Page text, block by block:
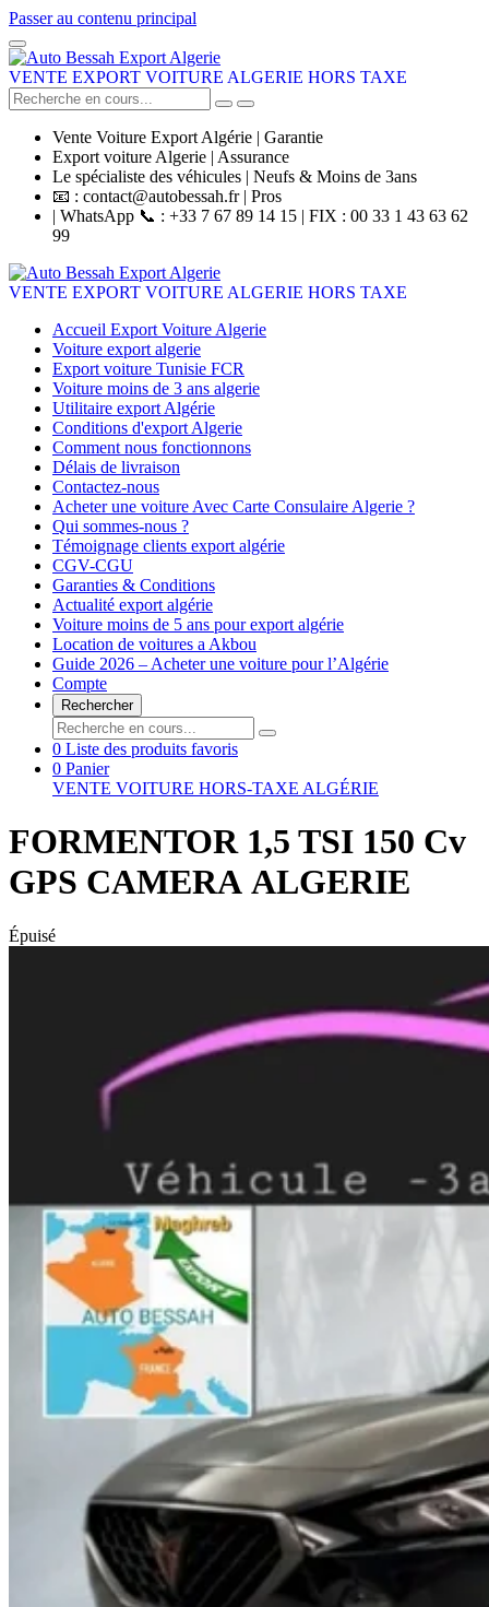
Passer au contenu principal
VENTE EXPORT VOITURE ALGERIE HORS TAXE
Vente Voiture Export Algérie | Garantie
Export voiture Algerie | Assurance
Le spécialiste des véhicules | Neufs & Moins de 3ans
📧 : contact@autobessah.fr | Pros
| WhatsApp 📞 : +33 7 67 89 14 15 | FIX : 00 33 1 43 63 62
99
VENTE EXPORT VOITURE ALGERIE HORS TAXE
Accueil Export Voiture Algerie
Voiture export algerie
Export voiture Tunisie FCR
Voiture moins de 3 ans algerie
Utilitaire export Algérie
Conditions d'export Algerie
Comment nous fonctionnons
Délais de livraison
Contactez-nous
Acheter une voiture Avec Carte Consulaire Algerie ?
Qui sommes-nous ?
Témoignage clients export algérie
CGV-CGU
Garanties & Conditions
Actualité export algérie
Voiture moins de 5 ans pour export algérie
Location de voitures a Akbou
Guide 2026 – Acheter une voiture pour l’Algérie
Compte
Rechercher
0 Liste des produits favoris
0 Panier
VENTE VOITURE HORS-TAXE ALGÉRIE
FORMENTOR 1,5 TSI 150 Cv
GPS CAMERA ALGERIE
Épuisé